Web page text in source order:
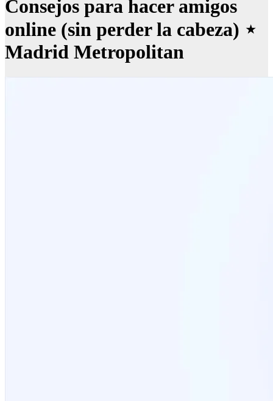
Consejos para hacer amigos
online (sin perder la cabeza) ⋆
Madrid Metropolitan